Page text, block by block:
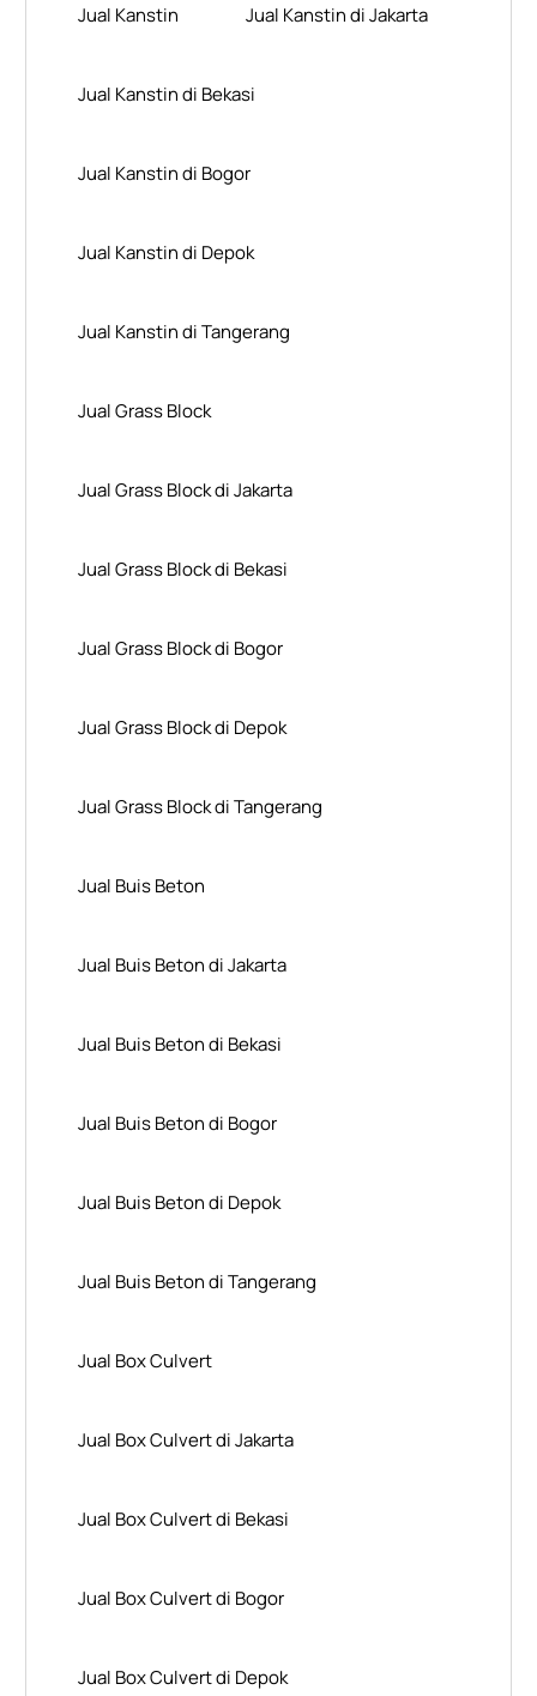
Jual Kanstin Jual Kanstin di Jakarta
Jual Kanstin di Bekasi
Jual Kanstin di Bogor
Jual Kanstin di Depok
Jual Kanstin di Tangerang
Jual Grass Block
Jual Grass Block di Jakarta
Jual Grass Block di Bekasi
Jual Grass Block di Bogor
Jual Grass Block di Depok
Jual Grass Block di Tangerang
Jual Buis Beton
Jual Buis Beton di Jakarta
Jual Buis Beton di Bekasi
Jual Buis Beton di Bogor
Jual Buis Beton di Depok
Jual Buis Beton di Tangerang
Jual Box Culvert
Jual Box Culvert di Jakarta
Jual Box Culvert di Bekasi
Jual Box Culvert di Bogor
Jual Box Culvert di Depok